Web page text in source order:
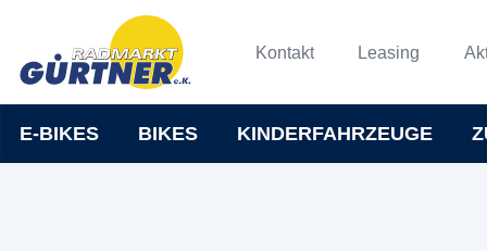
Kontakt Leasing
E-BIKES BIKES KINDERFAHRZEUGE